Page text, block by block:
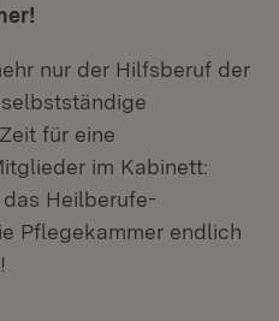
nur der Hilfsberuf der
für eine
im Kabinett:
Heilberufe-
Pflegekammer endlich